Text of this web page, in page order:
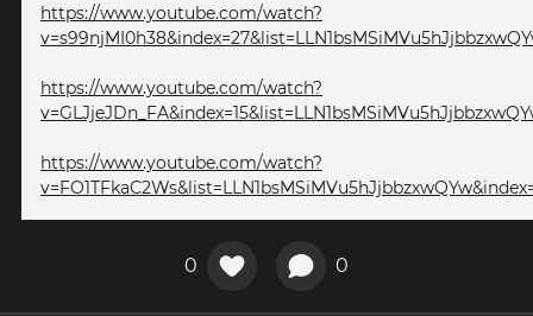
https://www.youtube.com/watch?
https://www.youtube.com/watch?
https://www.youtube.com/watch?
0 0